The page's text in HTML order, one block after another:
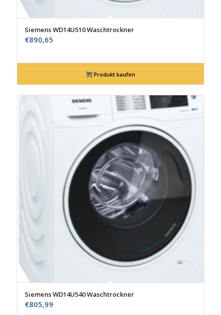
Siemens WD14U510 Waschtrockner
€890,65
Produkt kaufen
Siemens WD14U540 Waschtrockner
€805,99